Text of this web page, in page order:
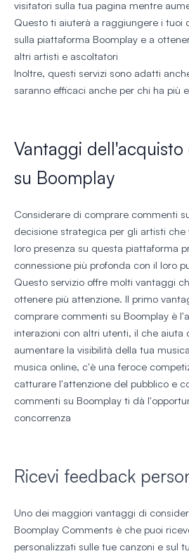
visitatori sulla tua pagina mentre
Questo ti aiuterà a raggiungere i tuoi
sulla piattaforma Boomplay e a
altri artisti e ascoltatori
Inoltre, questi servizi sono adatti
saranno efficaci anche per chi ha più
Vantaggi
su Boomplay
Considerare di comprare commenti
decisione strategica per gli artisti che
loro presenza su questa piattaforma
connessione più profonda con il loro
Questo servizio offre molti vantaggi
ottenere più attenzione. Il primo
comprare commenti su Boomplay è
interazioni con altri utenti, il che aiuta
aumentare la visibilità della tua
musica online, c'è una feroce
catturare l'attenzione del pubblico e
commenti su Boomplay ti dà
concorrenza
Ricevi feedback
Uno dei maggiori vantaggi di
Boomplay Comments è che puoi
personalizzati sulle tue canzoni e sul